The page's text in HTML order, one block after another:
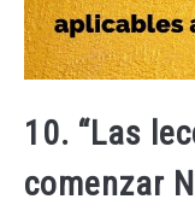
10. “Las
comenzar